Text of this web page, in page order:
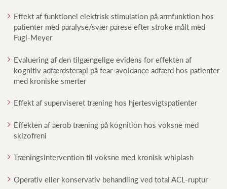
Effekt af funktionel elektrisk stimulation på armfunktion hos
patienter med paralyse/svær parese efter stroke målt med
Fugl-Meyer
Evaluering af den tilgængelige evidens for effekten af
kognitiv adfærdsterapi på fear-avoidance adfærd hos patienter
med kroniske smerter
Effekt af superviseret træning hos hjertesvigtspatienter
Effekten af aerob træning på kognition hos voksne med
skizofreni
Træningsintervention til voksne med kronisk whiplash
Operativ eller konservativ behandling ved total ACL-ruptur